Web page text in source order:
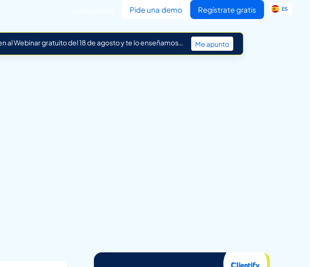
Pide una demo Regístrate gratis ES
IT
al Webinar gratuito del 18 de agosto y te lo enseñamos… Me apunto